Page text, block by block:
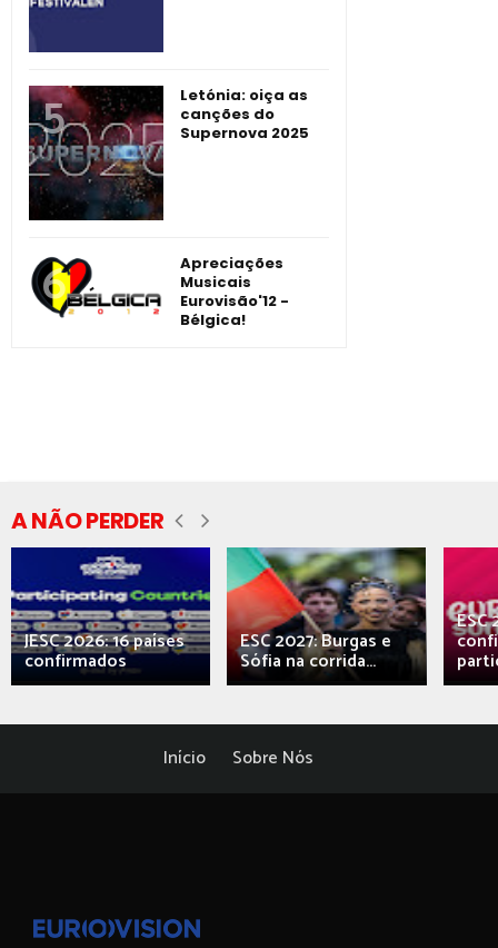
Letónia: oiça as
canções do
Supernova 2025
Apreciações
Musicais
Eurovisão'12 -
Bélgica!
A NÃO PERDER
JESC 2026: 16 países
confirmados
ESC 2027: Burgas e
Sófia na corrida...
ESC
Início Sobre Nós